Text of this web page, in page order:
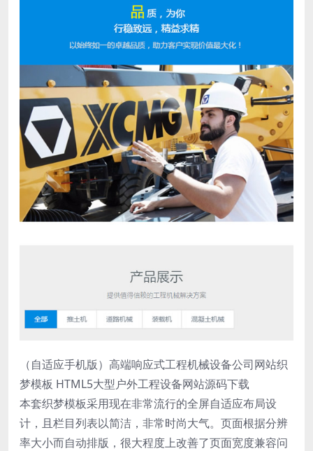
（自适应手机版）高端响应式工程机械设备公司网站织
梦模板 HTML5大型户外工程设备网站源码下载
本套织梦模板采用现在非常流行的全屏自适应布局设
计，且栏目列表以简洁，非常时尚大气。页面根据分辨
率大小而自动排版，很大程度上改善了页面宽度兼容问